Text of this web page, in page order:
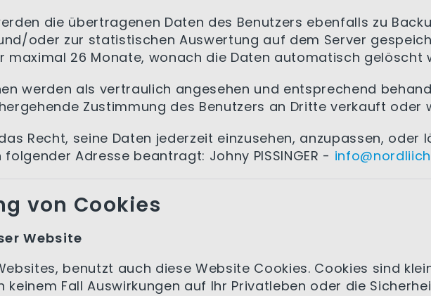
die übertragenen Daten des Benutzers ebenfalls zu
oder zur statistischen Auswertung auf dem Server
maximal 26 Monate, wonach die Daten automatisch gelöscht
werden als vertraulich angesehen und entsprechend
Zustimmung des Benutzers an Dritte verkauft oder
Recht, seine Daten jederzeit einzusehen, anzupassen, oder
Adresse beantragt: Johny PISSINGER -
von Cookies
Website
benutzt auch diese Website Cookies. Cookies sind
keinem Fall Auswirkungen auf Ihr Privatleben oder die